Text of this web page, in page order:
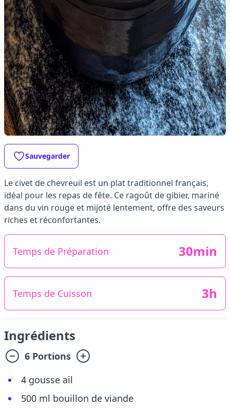
Sauvegarder
Le civet de chevreuil est un plat traditionnel français,
idéal pour les repas de fête. Ce ragoût de gibier, mariné
dans du vin rouge et mijoté lentement, offre des saveurs
riches et réconfortantes.
Temps de Préparation 30min
Temps de Cuisson 3h
Ingrédients
6 Portions
4 gousse ail
500 ml bouillon de viande